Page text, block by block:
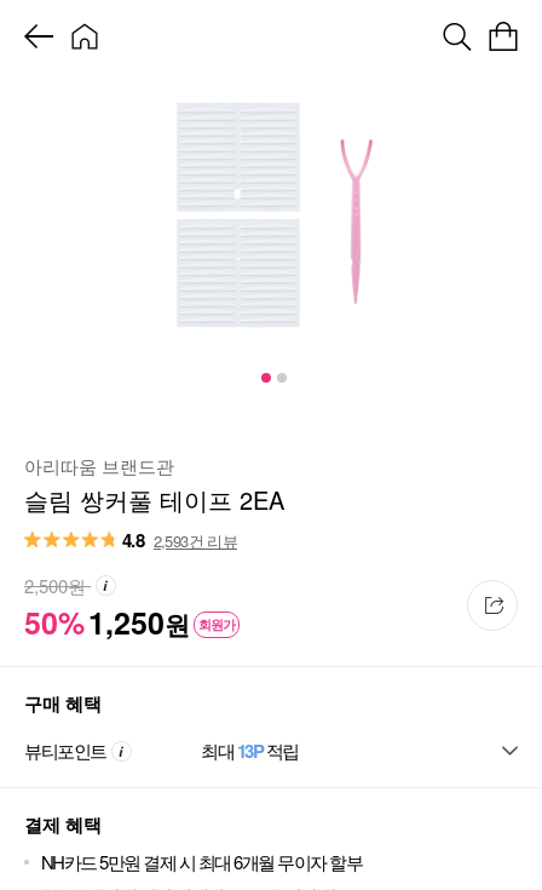
아리따움 브랜드관
슬림 쌍커풀 테이프 2EA
4.8 2,593건 리뷰
50%1,250원 회원가
2,500원
구매 혜택
뷰티포인트 최대13P적립
결제 혜택
NH카드 5만원 결제 시 최대 6개월 무이자 할부